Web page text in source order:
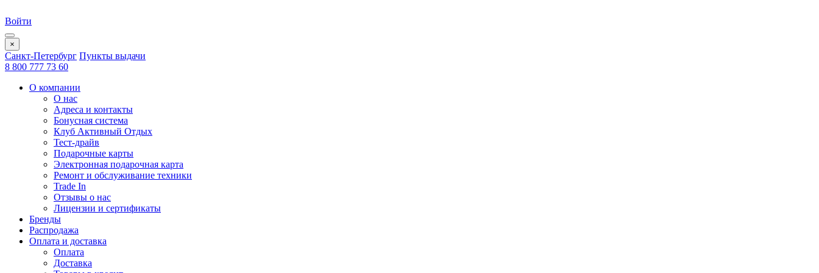
Войти
×
Санкт-Петербург Пункты выдачи
8 800 777 73 60
О компании
О нас
Адреса и контакты
Бонусная система
Клуб Активный Отдых
Тест-драйв
Подарочные карты
Электронная подарочная карта
Ремонт и обслуживание техники
Trade In
Отзывы о нас
Лицензии и сертификаты
Бренды
Распродажа
Оплата и доставка
Оплата
Доставка